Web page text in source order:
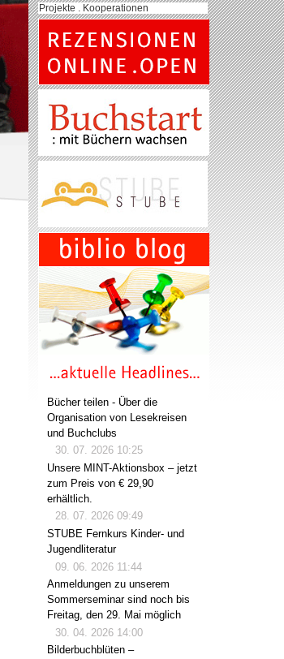
Projekte . Kooperationen
Bücher teilen - Über die
Organisation von Lesekreisen
und Buchclubs
30. 07. 2026 10:25
Unsere MINT-Aktionsbox – jetzt
zum Preis von € 29,90
erhältlich.
28. 07. 2026 09:49
STUBE Fernkurs Kinder- und
Jugendliteratur
09. 06. 2026 11:44
Anmeldungen zu unserem
Sommerseminar sind noch bis
Freitag, den 29. Mai möglich
30. 04. 2026 14:00
Bilderbuchblüten –